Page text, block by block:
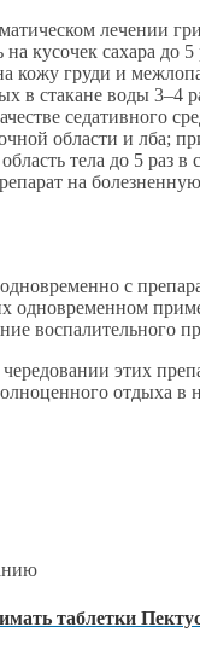
лечении
кусочек сахара
кожу груди и
в стакане воды
седативного
области и лба;
тела до 5
на
с
воспалительного
этих
отдыха в
таблетки